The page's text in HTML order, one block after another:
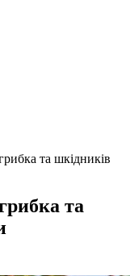
та шкідників
та